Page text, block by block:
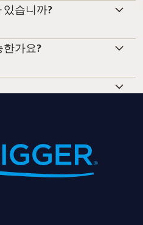
있습니까?
한가요?